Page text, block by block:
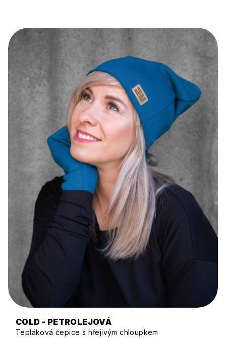
COLD - PETROLEJOVÁ
Tepláková čepice s hřejivým chloupkem